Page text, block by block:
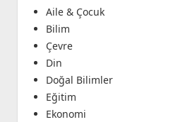
Aile & Çocuk
Bilim
Çevre
Din
Doğal Bilimler
Eğitim
Ekonomi